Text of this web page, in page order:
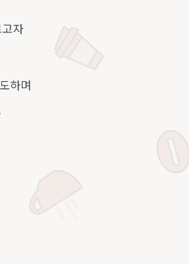
자
하며